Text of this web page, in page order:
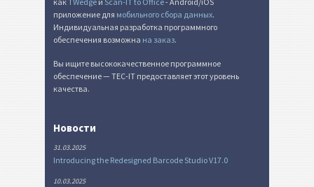
приложение для мобильного сбора данных.
Индивидуальная разработка программного
обеспечения возможна на заказ.
Вы ищите высококачественное программное
обеспечение — TEC-IT предоставляет этот уровень
качества.
Новости
31.03.2025
Introducing the Redesigned Barcode Studio V17.0
10.03.2025